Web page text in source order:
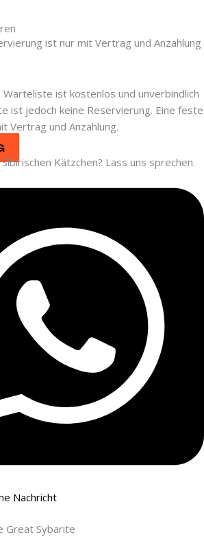
ist nur mit Vertrag und Anzahlung
Warteliste ist kostenlos und unverbindlich
ist jedoch keine Reservierung. Eine feste
Vertrag und Anzahlung.
Kätzchen? Lass uns sprechen.
Nachricht
Great Sybarite